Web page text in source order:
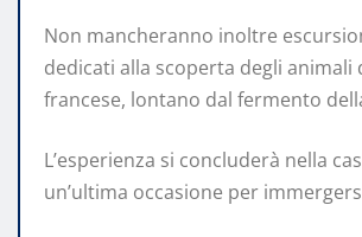
Non mancheranno inoltre
dedicati alla scoperta degli
francese, lontano dal fermento
L’esperienza si concluderà nella
un’ultima occasione per